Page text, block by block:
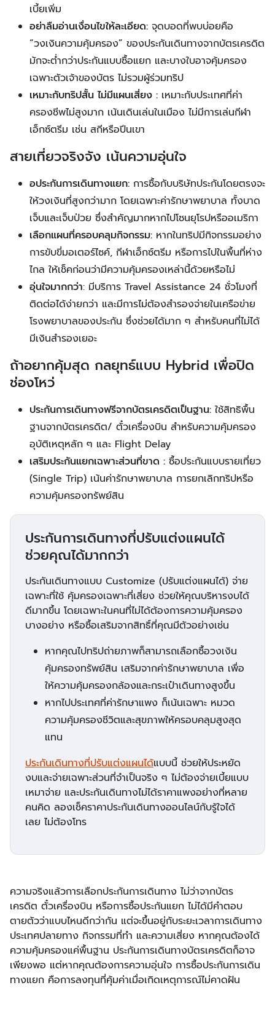
เบี้ยเพิ่ม
อย่าลืมอ่านเงื่อนไขให้ละเอียด: จุดบอดที่พบบ่อยคือ
“วงเงินความคุ้มครอง” ของประกันเดินทางจากบัตรเครดิต
มักจะต่ำกว่าประกันแบบซื้อแยก และบางใบอาจคุ้มครอง
เฉพาะตัวเจ้าของบัตร ไม่รวมผู้ร่วมทริป
เหมาะกับทริปสั้น ไม่มีแผนเสี่ยง : เหมาะกับประเทศที่ค่า
ครองชีพไม่สูงมาก เน้นเดินเล่นในเมือง ไม่มีการเล่นกีฬา
เอ็กซ์ตรีม เช่น สกีหรือปีนเขา
สายเที่ยวจริงจัง เน้นความอุ่นใจ
อประกันการเดินทางแยก: การซื้อกับบริษัทประกันโดยตรงจะ
ให้วงเงินที่สูงกว่ามาก โดยเฉพาะค่ารักษาพยาบาล ทั้งบาด
เจ็บและเจ็บป่วย ซึ่งสำคัญมากหากไปโซนยุโรปหรืออเมริกา
เลือกแผนที่ครอบคลุมกิจกรรม: หากในทริปมีกิจกรรมอย่าง
การขับขี่มอเตอร์ไซค์, กีฬาเอ็กซ์ตรีม หรือการไปในพื้นที่ห่าง
ไกล ให้เช็คก่อนว่ามีความคุ้มครองเหล่านี้ด้วยหรือไม่
อุ่นใจมากกว่า: มีบริการ Travel Assistance 24 ชั่วโมงที่
ติดต่อได้ง่ายกว่า และมีการไม่ต้องสำรองจ่ายในเครือข่าย
โรงพยาบาลของประกัน ซึ่งช่วยได้มาก ๆ สำหรับคนที่ไม่ได้
มีเงินสำรองเยอะ
ถ้าอยากคุ้มสุด กลยุทธ์แบบ Hybrid เพื่อปิด
ช่องโหว่
ประกันการเดินทางฟรีจากบัตรเครดิตเป็นฐาน: ใช้สิทธิพื้น
ฐานจากบัตรเครดิต/ ตั๋วเครื่องบิน สำหรับความคุ้มครอง
อุบัติเหตุหลัก ๆ และ Flight Delay
เสริมประกันแยกเฉพาะส่วนที่ขาด : ซื้อประกันแบบรายเที่ยว
(Single Trip) เน้นค่ารักษาพยาบาล การยกเลิกทริปหรือ
ความคุ้มครองทรัพย์สิน
ประกันการเดินทางที่ปรับแต่งแผนได้
ช่วยคุณได้มากกว่า
ประกันเดินทางแบบ Customize (ปรับแต่งแผนได้) จ่าย
เฉพาะที่ใช้ คุ้มครองเฉพาะที่เสี่ยง ช่วยให้คุณบริหารงบได้
ดีมากขึ้น โดยเฉพาะในคนที่ไม่ได้ต้องการความคุ้มครอง
บางอย่าง หรือซื้อเสริมจากสิทธิ์ที่คุณมีตัวอย่างเช่น
หากคุณไปทริปถ่ายภาพก็สามารถเลือกซื้อวงเงิน
คุ้มครองทรัพย์สิน เสริมจากค่ารักษาพยาบาล เพื่อ
ให้ความคุ้มครองกล้องและกระเป๋าเดินทางสูงขึ้น
หากไปประเทศที่ค่ารักษาแพง ก็เน้นเฉพาะ หมวด
ความคุ้มครองชีวิตและสุขภาพให้ครอบคลุมสูงสุด
แทน
ประกันเดินทางที่ปรับแต่งแผนได้แบบนี้ ช่วยให้ประหยัด
งบและจ่ายเฉพาะส่วนที่จำเป็นจริง ๆ ไม่ต้องจ่ายเบี้ยแบบ
เหมาจ่าย และประกันเดินทางไม่ได้ราคาแพงอย่างที่หลาย
คนคิด ลองเช็คราคาประกันเดินทางออนไลน์กับรู้ใจได้
เลย ไม่ต้องโทร
ความจริงแล้วการเลือกประกันการเดินทาง ไม่ว่าจากบัตร
เครดิต ตั๋วเครื่องบิน หรือการซื้อประกันแยก ไม่ได้มีคำตอบ
ตายตัวว่าแบบไหนดีกว่ากัน แต่จะขึ้นอยู่กับระยะเวลาการเดินทาง
ประเทศปลายทาง กิจกรรมที่ทำ และความเสี่ยง หากคุณต้องได้
ความคุ้มครองแค่พื้นฐาน ประกันการเดินทางบัตรเครดิตก็อาจ
เพียงพอ แต่หากคุณต้องการความอุ่นใจ การซื้อประกันการเดิน
ทางแยก คือการลงทุนที่คุ้มค่าเมื่อเกิดเหตุการณ์ไม่คาดฝัน